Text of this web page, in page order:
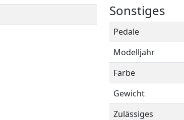
Sonstiges
Pedale
Modelljahr
Farbe
Gewicht
Zulässiges